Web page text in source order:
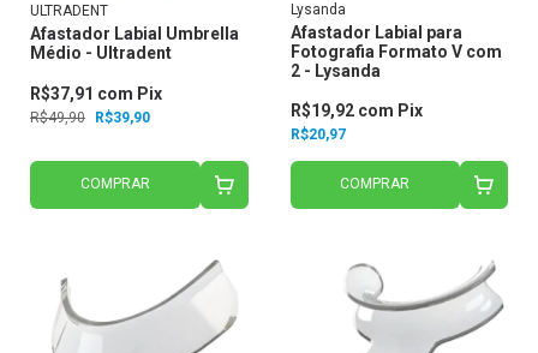
ULTRADENT
Afastador Labial Umbrella
Médio - Ultradent
R$49,90 R$39,90
R$37,91 com Pix
COMPRAR
Lysanda
Afastador Labial para
Fotografia Formato V com
2 - Lysanda
R$20,97
R$19,92 com Pix
COMPRAR